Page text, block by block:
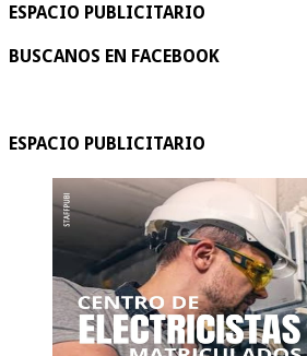
ESPACIO PUBLICITARIO
BUSCANOS EN FACEBOOK
ESPACIO PUBLICITARIO